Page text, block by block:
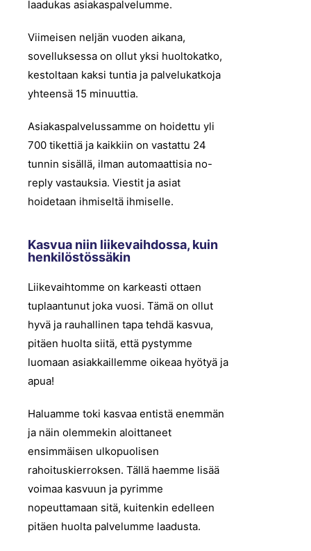
laadukas asiakaspalvelumme.
Viimeisen neljän vuoden aikana,
sovelluksessa on ollut yksi huoltokatko,
kestoltaan kaksi tuntia ja palvelukatkoja
yhteensä 15 minuuttia.
Asiakaspalvelussamme on hoidettu yli
700 tikettiä ja kaikkiin on vastattu 24
tunnin sisällä, ilman automaattisia no-
reply vastauksia. Viestit ja asiat
hoidetaan ihmiseltä ihmiselle.
Kasvua niin liikevaihdossa, kuin
henkilöstössäkin
Liikevaihtomme on karkeasti ottaen
tuplaantunut joka vuosi. Tämä on ollut
hyvä ja rauhallinen tapa tehdä kasvua,
pitäen huolta siitä, että pystymme
luomaan asiakkaillemme oikeaa hyötyä ja
apua!
Haluamme toki kasvaa entistä enemmän
ja näin olemmekin aloittaneet
ensimmäisen ulkopuolisen
rahoituskierroksen. Tällä haemme lisää
voimaa kasvuun ja pyrimme
nopeuttamaan sitä, kuitenkin edelleen
pitäen huolta palvelumme laadusta.